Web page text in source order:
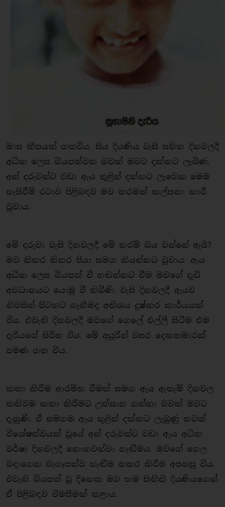
මාස කීපයක් ගතවිය. සිය දියණිය වැසි සහිත දිනවලදී
අධික ලෙස බියපත්වන බවක් මවට දක්නට ලැබිණ.
අන් දරුවන්ට වඩා ඇය තුළින් දක්නට ලැබෙන මෙම
හැසිරීම් රටාව පිළිබඳව මව තරමක් කල්පනා කාරී
වූවාය.
මේ දරුවා වැසි දිනවලදී මේ තරම් බය වන්නේ ඇයි?
මව නිතර නිතර පියා සමග කියන්නට වූවාය. ඇය
අධික ලෙස බියපත් වී හඬන්නට වීම මවගේ දැඩි
අවධානයට යොමු වී තිබිණි. වැසි දිනවලදී ඇයව
නිවසින් පිටතට ගැනීමද අතිශය දුෂ්කර කාර්යයක්
විය. එවැනි දිනවලදී මවගේ ගෙලේ එල්ලී සිටීම එම
දැරියගේ සිරිත විය. මේ අයුරින් වසර දෙකහමාරක්
පමණ ගත විය.
කතා කිරීම ආරම්භ වීමත් සමග ඇය ඇතැම් දිනවල
තනිවම කතා කිරීමට උත්සාහ ගන්නා බවක් මවට
දැනුණි. ඒ සමගම ඇය තුළින් දක්නට ලැබුණු තවත්
විශේෂත්වයක් වූයේ අන් දරුවන්ට වඩා ඇය අධික
වර්ෂා දිනවලදී නොනවත්වා හැඬීමය. මවගේ ගෙල
බදාගෙන බැගෑපත්ව හැඬීම නතර කිරීම අපහසු විය.
එවැනි බියපත් වූ දිනෙක මව තම සිඟිති දියණියගෙන්
ඒ පිළිබඳව විමසීමක් කළාය.